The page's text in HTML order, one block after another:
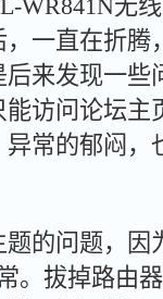
无线
一直在折腾
来发现一些
访问论坛主
常的郁闷，
的问题，因
。拔掉路由